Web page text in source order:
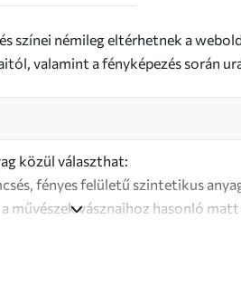
színei némileg eltérhetnek a
valamint a fényképezés során
közül választhat:
fényes felületű szintetikus
művészek vásznaihoz hasonló matt